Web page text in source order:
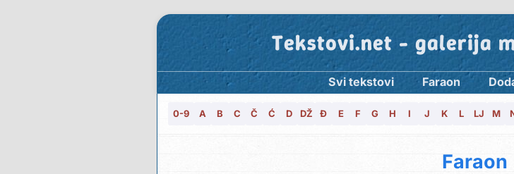
Tekstovi.net - galerija
Svi tekstovi Faraon
0-9 A B C Č Ć D DŽ Đ E F G H I J K L LJ M
Faraon